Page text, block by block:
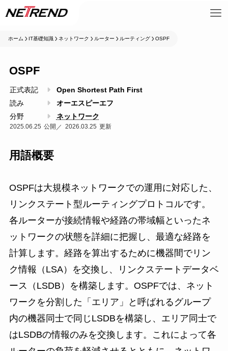
ホーム IT基礎知識 ネットワーク ルーター ルーティング OSPF
OSPF
正式表記
Open Shortest Path First
読み
オーエスピーエフ
分野
ネットワーク
2025.06.25 2026.03.25
用語概要
OSPFは大規模ネットワークでの運用に対応した、
リンクステート型ルーティングプロトコルです。
各ルーターが接続情報や経路の帯域幅といったネ
ットワークの状態を詳細に把握し、最適な経路を
計算します。経路を算出するために機器間でリン
ク情報（LSA）を交換し、リンクステートデータベ
ース（LSDB）を構築します。OSPFでは、ネット
ワークを分割した「エリア」と呼ばれるグループ
内の機器同士で同じLSDBを構築し、エリア同士で
はLSDBの情報のみを交換します。これによって各